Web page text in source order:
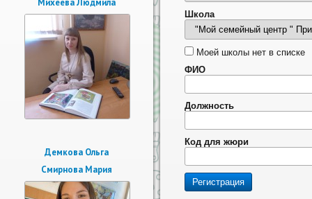
Михеева Людмила
Демкова Ольга
Смирнова Мария
Школа
Моей школы нет в списке
ФИО
Должность
Код для жюри